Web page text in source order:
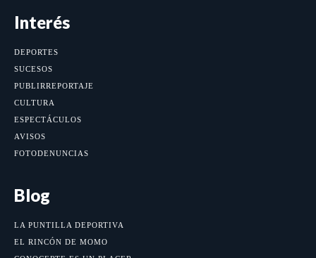
Interés
DEPORTES
SUCESOS
PUBLIRREPORTAJE
CULTURA
ESPECTÁCULOS
AVISOS
FOTODENUNCIAS
Blog
LA PUNTILLA DEPORTIVA
EL RINCÓN DE MOMO